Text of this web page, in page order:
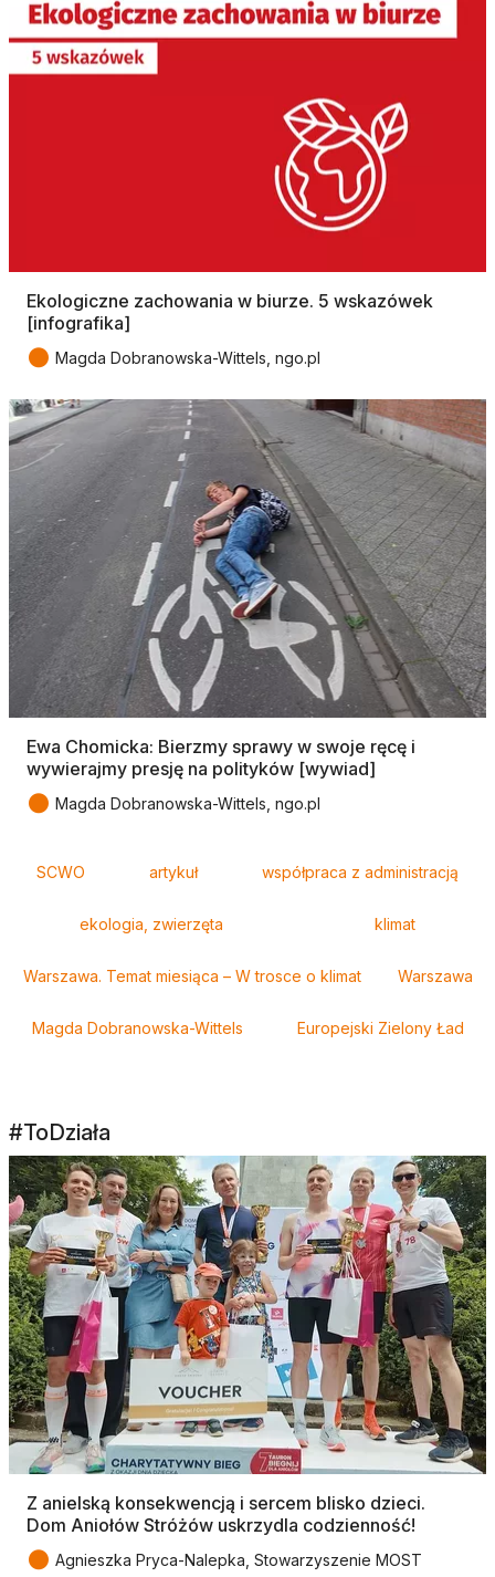
Ekologiczne zachowania w biurze. 5 wskazówek
[infografika]
● Magda Dobranowska-Wittels, ngo.pl
Ewa Chomicka: Bierzmy sprawy w swoje ręcę i
wywierajmy presję na polityków [wywiad]
● Magda Dobranowska-Wittels, ngo.pl
SCWO artykuł współpraca z administracją
ekologia, zwierzęta klimat
Warszawa. Temat miesiąca – W trosce o klimat Warszawa
Magda Dobranowska-Wittels Europejski Zielony Ład
#ToDziała
Z anielską konsekwencją i sercem blisko dzieci.
Dom Aniołów Stróżów uskrzydla codzienność!
● Agnieszka Pryca-Nalepka, Stowarzyszenie MOST